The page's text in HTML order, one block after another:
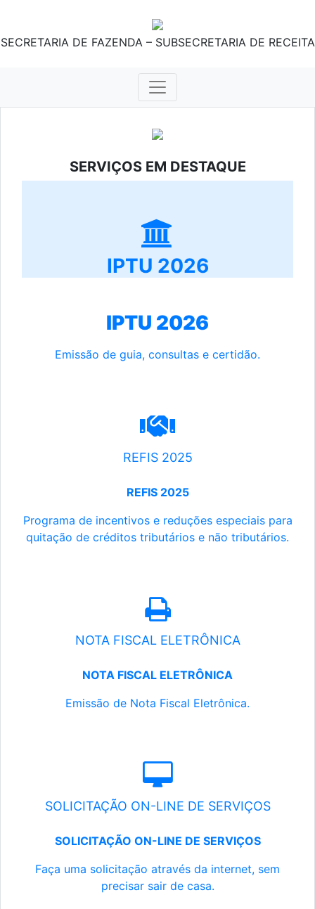
SECRETARIA DE FAZENDA – SUBSECRETARIA DE RECEITA
SERVIÇOS EM DESTAQUE
IPTU 2026
IPTU 2026
Emissão de guia, consultas e certidão.
REFIS 2025
REFIS 2025
Programa de incentivos e reduções especiais para
quitação de créditos tributários e não tributários.
NOTA FISCAL ELETRÔNICA
NOTA FISCAL ELETRÔNICA
Emissão de Nota Fiscal Eletrônica.
SOLICITAÇÃO ON-LINE DE SERVIÇOS
SOLICITAÇÃO ON-LINE DE SERVIÇOS
Faça uma solicitação através da internet, sem
precisar sair de casa.